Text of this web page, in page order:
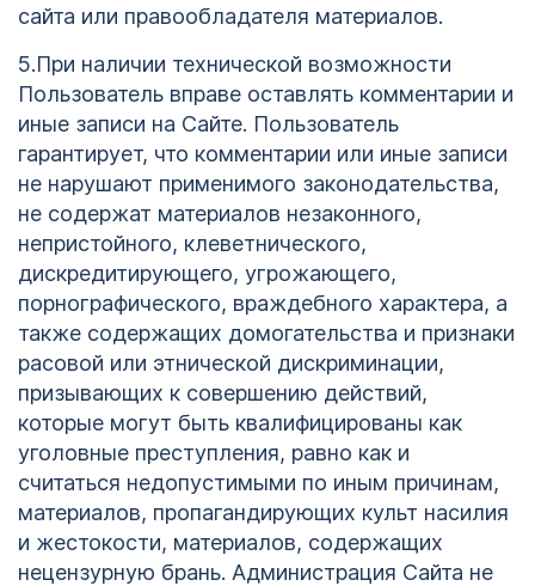
сайта или правообладателя материалов.
5.При наличии технической возможности
Пользователь вправе оставлять комментарии и
иные записи на Сайте. Пользователь
гарантирует, что комментарии или иные записи
не нарушают применимого законодательства,
не содержат материалов незаконного,
непристойного, клеветнического,
дискредитирующего, угрожающего,
порнографического, враждебного характера, а
также содержащих домогательства и признаки
расовой или этнической дискриминации,
призывающих к совершению действий,
которые могут быть квалифицированы как
уголовные преступления, равно как и
считаться недопустимыми по иным причинам,
материалов, пропагандирующих культ насилия
и жестокости, материалов, содержащих
нецензурную брань. Администрация Сайта не